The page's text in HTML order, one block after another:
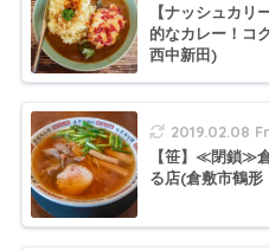
【ナッシュカリ
的なカレー！コ
西中新田)
2019.02.08
【笹】≪閉鎖≫
る店(倉敷市鶴